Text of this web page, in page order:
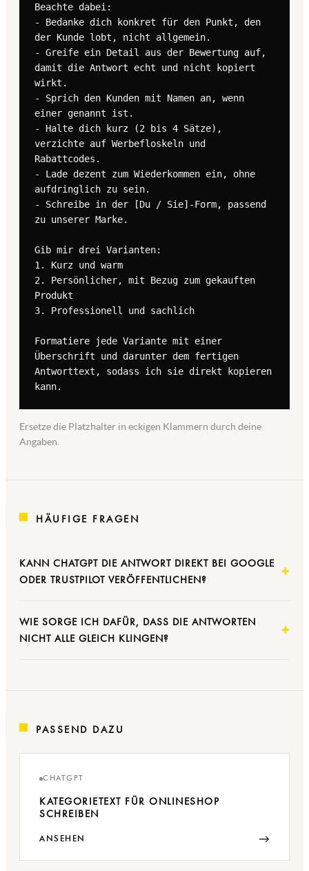
Beachte dabei:
- Bedanke dich konkret für den Punkt, den
der Kunde lobt, nicht allgemein.
- Greife ein Detail aus der Bewertung auf,
damit die Antwort echt und nicht kopiert
wirkt.
- Sprich den Kunden mit Namen an, wenn
einer genannt ist.
- Halte dich kurz (2 bis 4 Sätze),
verzichte auf Werbefloskeln und
Rabattcodes.
- Lade dezent zum Wiederkommen ein, ohne
aufdringlich zu sein.
- Schreibe in der [Du / Sie]-Form, passend
zu unserer Marke.
Gib mir drei Varianten:
1. Kurz und warm
2. Persönlicher, mit Bezug zum gekauften
Produkt
3. Professionell und sachlich
Formatiere jede Variante mit einer
Überschrift und darunter dem fertigen
Antworttext, sodass ich sie direkt kopieren
kann.
Ersetze die Platzhalter in eckigen Klammern durch deine
Angaben.
HÄUFIGE FRAGEN
KANN CHATGPT DIE ANTWORT DIREKT BEI GOOGLE
ODER TRUSTPILOT VERÖFFENTLICHEN?
WIE SORGE ICH DAFÜR, DASS DIE ANTWORTEN
NICHT ALLE GLEICH KLINGEN?
PASSEND DAZU
CHATGPT
KATEGORIETEXT FÜR ONLINESHOP
SCHREIBEN
ANSEHEN →